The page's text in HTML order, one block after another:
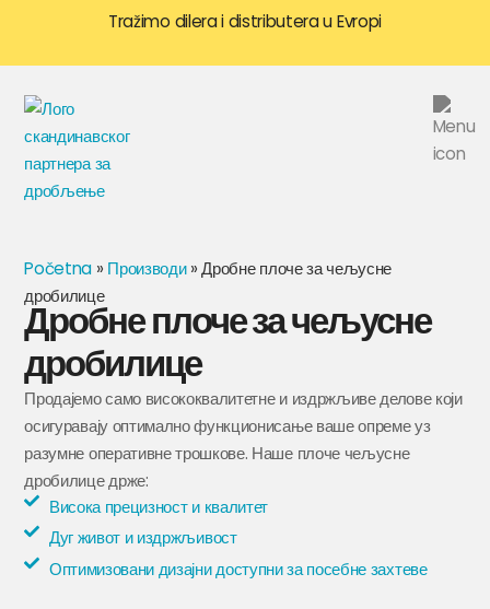
Tražimo dilera i distributera u Evropi
Početna » Производи»Дробне плоче за чељусне
дробилице
Дробне плоче за чељусне
дробилице
Продајемо само висококвалитетне и издржљиве делове који
осигуравају оптимално функционисање ваше опреме уз
разумне оперативне трошкове. Наше плоче чељусне
дробилице држе:
Висока прецизност и квалитет
Дуг живот и издржљивост
Оптимизовани дизајни доступни за посебне захтеве